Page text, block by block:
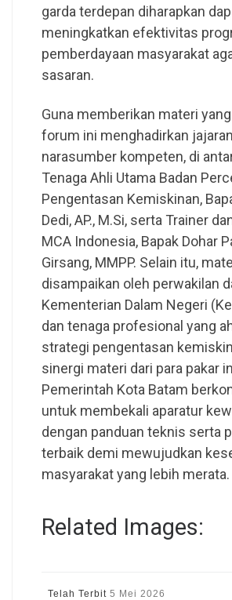
garda terdepan diharapkan
meningkatkan efektivitas
pemberdayaan masyarakat
sasaran.
Guna memberikan materi
forum ini menghadirkan jajaran
narasumber kompeten, di
Tenaga Ahli Utama Badan
Pengentasan Kemiskinan,
Dedi, AP., M.Si, serta Trainer
MCA Indonesia, Bapak Dohar
Girsang, MMPP. Selain itu,
disampaikan oleh perwakilan
Kementerian Dalam Negeri
dan tenaga profesional yang
strategi pengentasan
sinergi materi dari para pakar
Pemerintah Kota Batam
untuk membekali aparatur
dengan panduan teknis serta
terbaik demi mewujudkan
masyarakat yang lebih merata.
Related Images:
Telah Terbit 5 Mei 2026